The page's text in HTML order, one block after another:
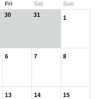
Fri Sat
Sun
30 31 1
6 7 8
13 14 15